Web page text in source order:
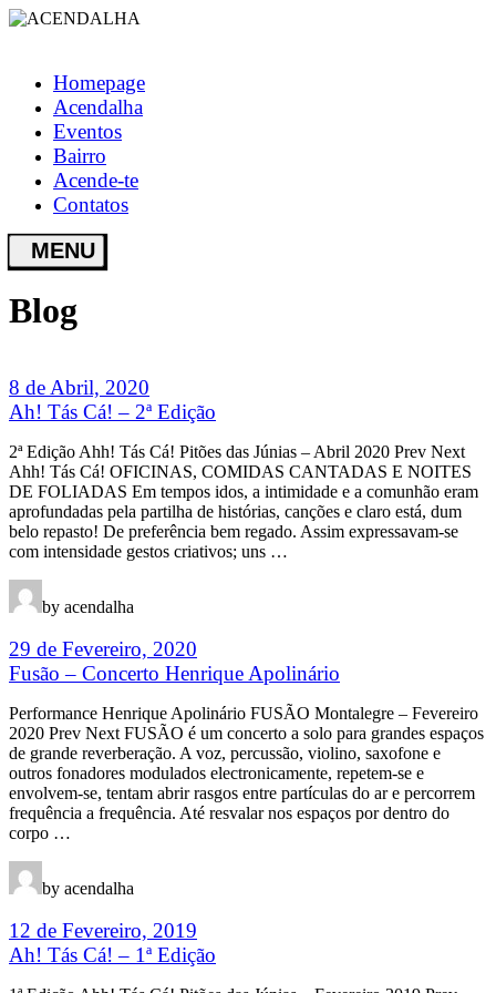
Homepage
Acendalha
Eventos
Bairro
Acende-te
Contatos
Blog
8 de Abril, 2020
Ah! Tás Cá! – 2ª Edição
2ª Edição Ahh! Tás Cá! Pitões das Júnias – Abril 2020 Prev Next
Ahh! Tás Cá! OFICINAS, COMIDAS CANTADAS E NOITES
DE FOLIADAS Em tempos idos, a intimidade e a comunhão eram
aprofundadas pela partilha de histórias, canções e claro está, dum
belo repasto! De preferência bem regado. Assim expressavam-se
com intensidade gestos criativos; uns …
by acendalha
29 de Fevereiro, 2020
Fusão – Concerto Henrique Apolinário
Performance Henrique Apolinário FUSÃO Montalegre – Fevereiro
2020 Prev Next FUSÃO é um concerto a solo para grandes espaços
de grande reverberação. A voz, percussão, violino, saxofone e
outros fonadores modulados electronicamente, repetem-se e
envolvem-se, tentam abrir rasgos entre partículas do ar e percorrem
frequência a frequência. Até resvalar nos espaços por dentro do
corpo …
by acendalha
12 de Fevereiro, 2019
Ah! Tás Cá! – 1ª Edição